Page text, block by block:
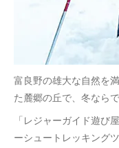
富良野の雄大な自然を
た麓郷の丘で、冬なら
「レジャーガイド遊び
ーシュートレッキング